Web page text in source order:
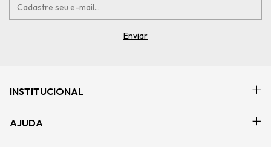
INSTITUCIONAL
AJUDA